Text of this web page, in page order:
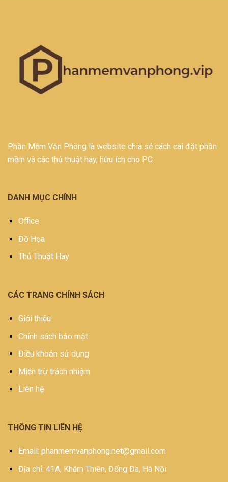
Phần Mềm Văn Phòng là website chia sẻ cách cài đặt phần
mềm và các thủ thuật hay, hữu ích cho PC
DANH MỤC CHÍNH
Office
Đồ Họa
Thủ Thuật Hay
CÁC TRANG CHÍNH SÁCH
Giới thiệu
Chính sách bảo mật
Điều khoản sử dụng
Miễn trừ trách nhiệm
Liên hệ
THÔNG TIN LIÊN HỆ
Email: phanmemvanphong.net@gmail.com
Địa chỉ: 41A, Khâm Thiên, Đống Đa, Hà Nội